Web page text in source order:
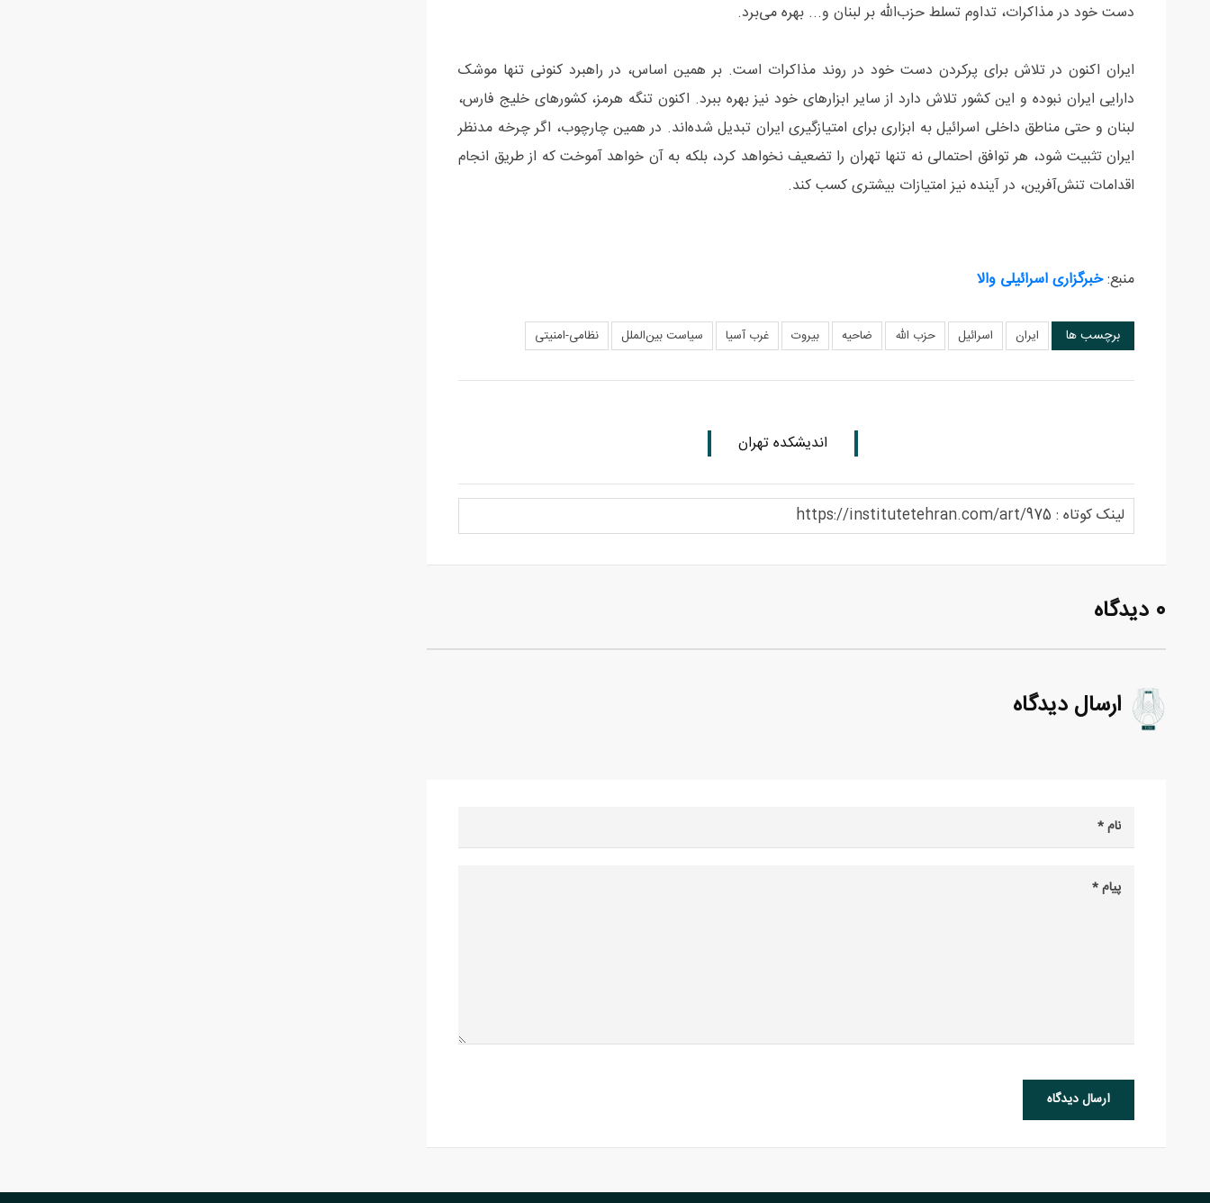
دست خود در مذاکرات، تداوم تسلط حزب‌الله بر لبنان و... بهره می‌برد.
ایران اکنون در تلاش برای پرکردن دست خود در روند مذاکرات است. بر همین اساس، در راهبرد کنونی تنها موشک
دارایی ایران نبوده و این کشور تلاش دارد از سایر ابزارهای خود نیز بهره ببرد. اکنون تنگه هرمز، کشورهای خلیج فارس،
لبنان و حتی مناطق داخلی اسرائیل به ابزاری برای امتیازگیری ایران تبدیل شده‌اند. در همین چارچوب، اگر چرخه مدنظر
ایران تثبیت شود، هر توافق احتمالی نه تنها تهران را تضعیف نخواهد کرد، بلکه به آن خواهد آموخت که از طریق انجام
اقدامات تنش‌آفرین، در آینده نیز امتیازات بیشتری کسب کند.
منبع:خبرگزاری اسرائیلی والا
برچسب ها ایران اسرائیل حزب الله ضاحیه بیروت غرب آسیا سیاست بین‌الملل نظامی-امنیتی
اندیشکده تهران
لینک کوتاه : https://institutetehran.com/art/975
0 دیدگاه
ارسال دیدگاه
ارسال دیدگاه